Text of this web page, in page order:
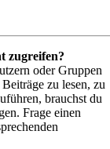
zugreifen?
oder Gruppen
zu lesen, zu
brauchst du
Frage einen